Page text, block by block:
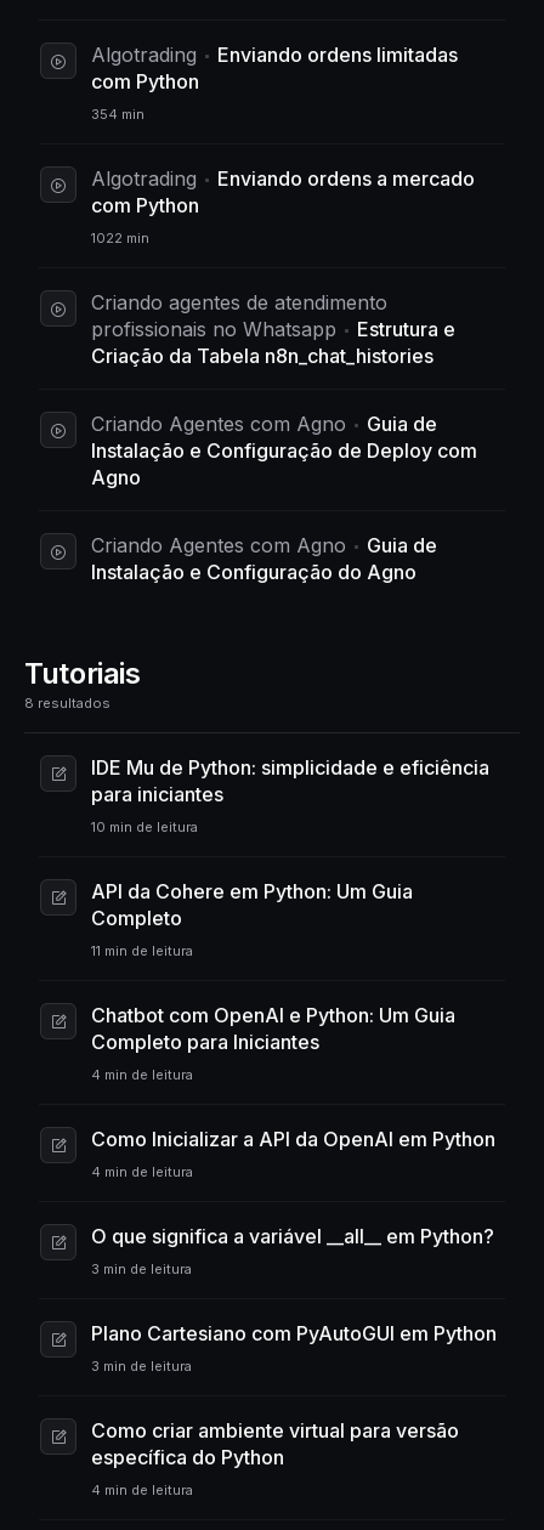
Algotrading
Enviando ordens limitadas
com Python
354 min
Algotrading
Enviando ordens a mercado
com Python
1022 min
Criando agentes de atendimento
profissionais no Whatsapp
Estrutura e
Criação da Tabela n8n_chat_histories
Criando Agentes com Agno
Guia de
Instalação e Configuração de Deploy com
Agno
Criando Agentes com Agno
Guia de
Instalação e Configuração do Agno
Tutoriais
8 resultados
IDE Mu de Python: simplicidade e eficiência
para iniciantes
10 min de leitura
API da Cohere em Python: Um Guia
Completo
11 min de leitura
Chatbot com OpenAI e Python: Um Guia
Completo para Iniciantes
4 min de leitura
Como Inicializar a API da OpenAI em Python
4 min de leitura
O que significa a variável __all__ em Python?
3 min de leitura
Plano Cartesiano com PyAutoGUI em Python
3 min de leitura
Como criar ambiente virtual para versão
específica do Python
4 min de leitura